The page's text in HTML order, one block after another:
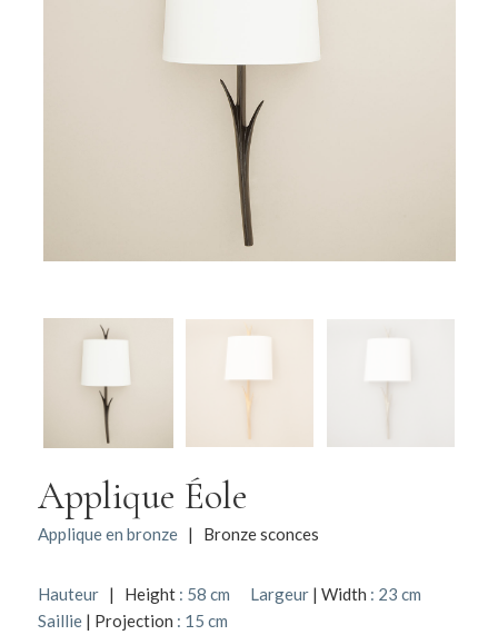
Applique Éole
Applique en bronze| Bronze sconces
Hauteur| Height: 58 cm Largeur| Width : 23 cm
Saillie| Projection : 15 cm